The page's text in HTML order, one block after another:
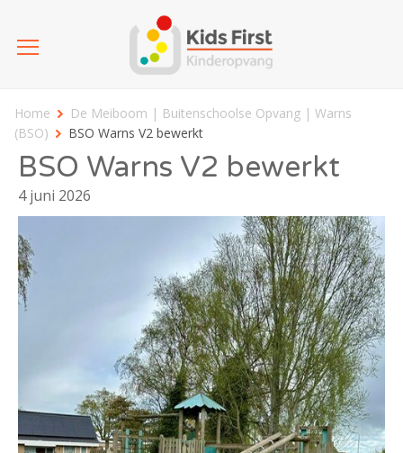
Home
De Meiboom | Buitenschoolse Opvang | Warns
(BSO)
BSO Warns V2 bewerkt
BSO Warns V2 bewerkt
4 juni 2026